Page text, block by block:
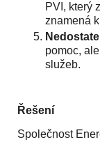
PVI, který
znamená
pomoc,
služeb.
Řešení
Společnost